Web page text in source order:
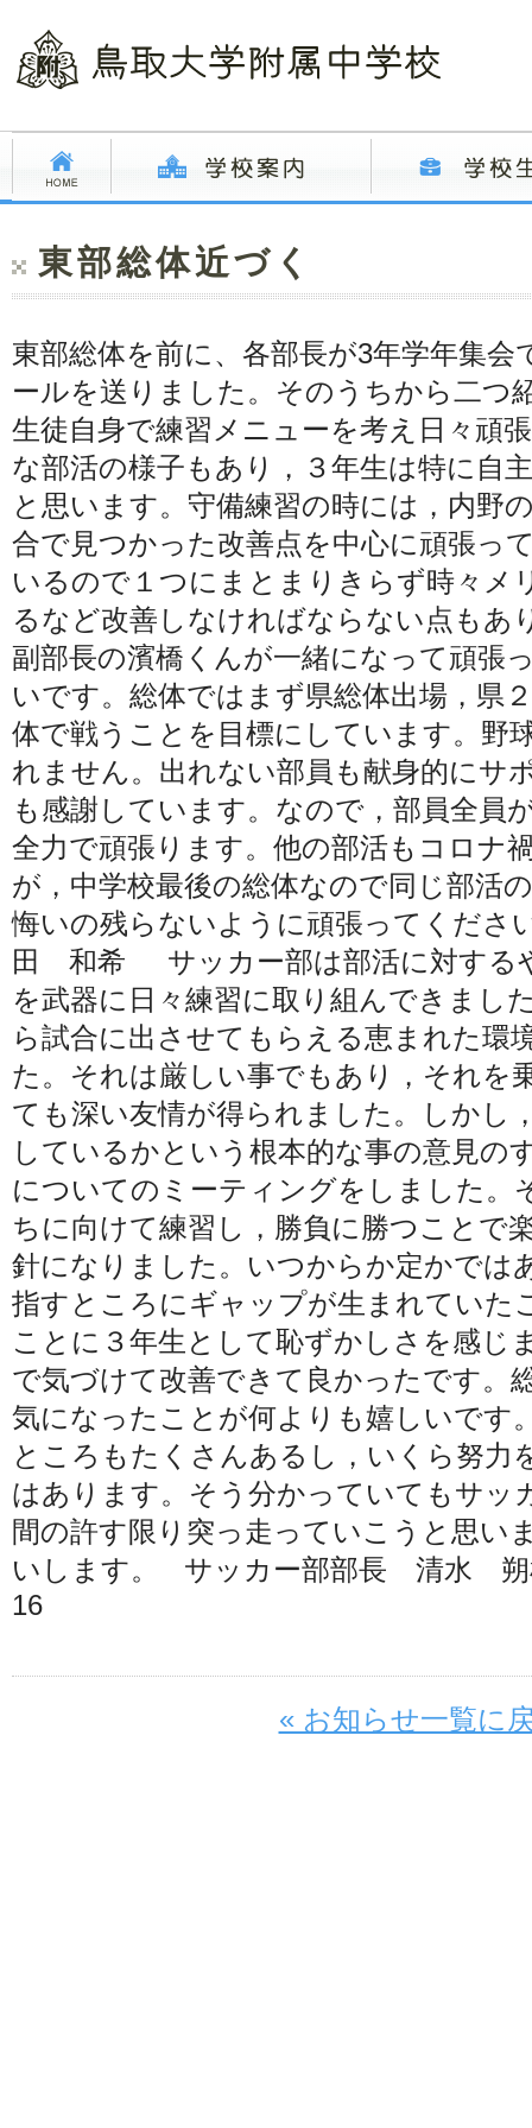
東部総体近づく
東部総体を前に、各部長が3年学年集
ールを送りました。そのうちから二
生徒自身で練習メニューを考え日々頑
な部活の様子もあり，３年生は特に自
と思います。守備練習の時には，内野
合で見つかった改善点を中心に頑張っ
いるので１つにまとまりきらず時々メ
るなど改善しなければならない点もあ
副部長の濱橋くんが一緒になって頑張
いです。総体ではまず県総体出場，県
体で戦うことを目標にしています。野
れません。出れない部員も献身的にサ
も感謝しています。なので，部員全員
全力で頑張ります。他の部活もコロナ
が，中学校最後の総体なので同じ部活
悔いの残らないように頑張ってくだ
田 和希 サッカー部は部活に対する
を武器に日々練習に取り組んできまし
ら試合に出させてもらえる恵まれた環
た。それは厳しい事でもあり，それを
ても深い友情が得られました。しかし
しているかという根本的な事の意見の
についてのミーティングをしました。
ちに向けて練習し，勝負に勝つことで
針になりました。いつからか定かでは
指すところにギャップが生まれていた
ことに３年生として恥ずかしさを感じ
で気づけて改善できて良かったです。
気になったことが何よりも嬉しいです
ところもたくさんあるし，いくら努力
はあります。そう分かっていてもサッ
間の許す限り突っ走っていこうと思い
いします。 サッカー部部長 清水 朔
16
« お知らせ一覧に